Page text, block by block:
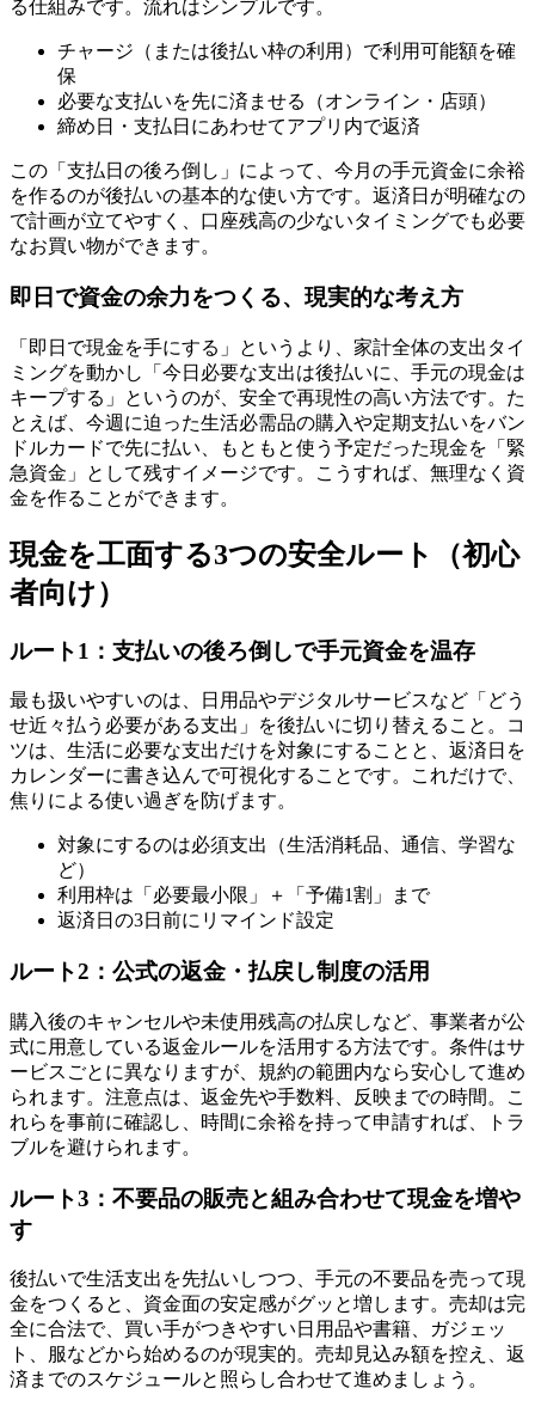
る仕組みです。流れはシンプルです。
チャージ（または後払い枠の利用）で利用可能額を確
保
必要な支払いを先に済ませる（オンライン・店頭）
締め日・支払日にあわせてアプリ内で返済
この「支払日の後ろ倒し」によって、今月の手元資金に余裕
を作るのが後払いの基本的な使い方です。返済日が明確なの
で計画が立てやすく、口座残高の少ないタイミングでも必要
なお買い物ができます。
即日で資金の余力をつくる、現実的な考え方
「即日で現金を手にする」というより、家計全体の支出タイ
ミングを動かし「今日必要な支出は後払いに、手元の現金は
キープする」というのが、安全で再現性の高い方法です。た
とえば、今週に迫った生活必需品の購入や定期支払いをバン
ドルカードで先に払い、もともと使う予定だった現金を「緊
急資金」として残すイメージです。こうすれば、無理なく資
金を作ることができます。
現金を工面する3つの安全ルート（初心
者向け）
ルート1：支払いの後ろ倒しで手元資金を温存
最も扱いやすいのは、日用品やデジタルサービスなど「どう
せ近々払う必要がある支出」を後払いに切り替えること。コ
ツは、生活に必要な支出だけを対象にすることと、返済日を
カレンダーに書き込んで可視化することです。これだけで、
焦りによる使い過ぎを防げます。
対象にするのは必須支出（生活消耗品、通信、学習な
ど）
利用枠は「必要最小限」＋「予備1割」まで
返済日の3日前にリマインド設定
ルート2：公式の返金・払戻し制度の活用
購入後のキャンセルや未使用残高の払戻しなど、事業者が公
式に用意している返金ルールを活用する方法です。条件はサ
ービスごとに異なりますが、規約の範囲内なら安心して進め
られます。注意点は、返金先や手数料、反映までの時間。こ
れらを事前に確認し、時間に余裕を持って申請すれば、トラ
ブルを避けられます。
ルート3：不要品の販売と組み合わせて現金を増や
す
後払いで生活支出を先払いしつつ、手元の不要品を売って現
金をつくると、資金面の安定感がグッと増します。売却は完
全に合法で、買い手がつきやすい日用品や書籍、ガジェッ
ト、服などから始めるのが現実的。売却見込み額を控え、返
済までのスケジュールと照らし合わせて進めましょう。